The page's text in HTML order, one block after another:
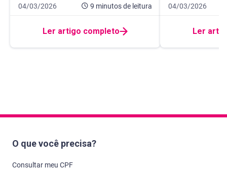
Data de publicação 4 de março de 2026
04/03/2026 9 minutosde leitura
9 minutos de leitura
Ler artigo completo
Data de
04/03/2026
7 minutos de
Ler
O que você precisa?
Consultar meu CPF